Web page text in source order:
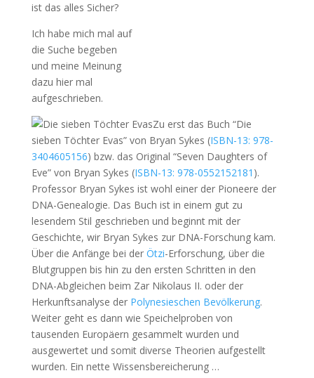
ist das alles Sicher?
Ich habe mich mal auf
die Suche begeben
und meine Meinung
dazu hier mal
aufgeschrieben.
Zu erst das Buch “Die
sieben Töchter Evas” von Bryan Sykes (ISBN-13: 978-
3404605156) bzw. das Original “Seven Daughters of
Eve” von Bryan Sykes (ISBN-13: 978-0552152181 ).
Professor Bryan Sykes ist wohl einer der Pioneere der
DNA-Genealogie. Das Buch ist in einem gut zu
lesendem Stil geschrieben und beginnt mit der
Geschichte, wir Bryan Sykes zur DNA-Forschung kam.
Über die Anfänge bei der Ötzi-Erforschung, über die
Blutgruppen bis hin zu den ersten Schritten in den
DNA-Abgleichen beim Zar Nikolaus II. oder der
Herkunftsanalyse der Polynesieschen Bevölkerung.
Weiter geht es dann wie Speichelproben von
tausenden Europäern gesammelt wurden und
ausgewertet und somit diverse Theorien aufgestellt
wurden. Ein nette Wissensbereicherung …